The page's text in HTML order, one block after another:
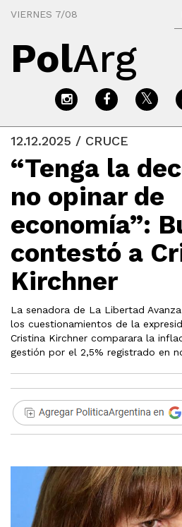
VIERNES 7/08
PolArg
12.12.2025 / CRUCE
“Tenga la
no opinar de
economía”:
contestó a
Kirchner
La senadora de La Libertad
los cuestionamientos de la
Cristina Kirchner comparara la
gestión por el 2,5% registrado en